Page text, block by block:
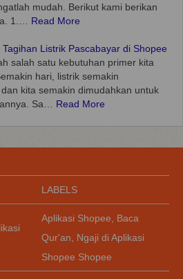
mudah. Berikut kami berikan
1.… Read More
Listrik Pascabayar di Shopee
salah satu kebutuhan primer kita
hari, listrik semakin
kita semakin dimudahkan untuk
Sa… Read More
LABELS
Aplikasi Shopee, Baca
Qur'an, Ngaji di Aplikasi
Shopee Shopee